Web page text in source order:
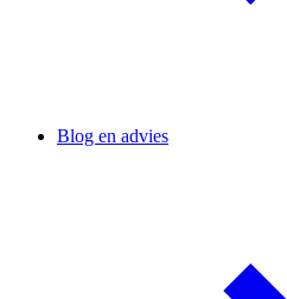
Blog en advies